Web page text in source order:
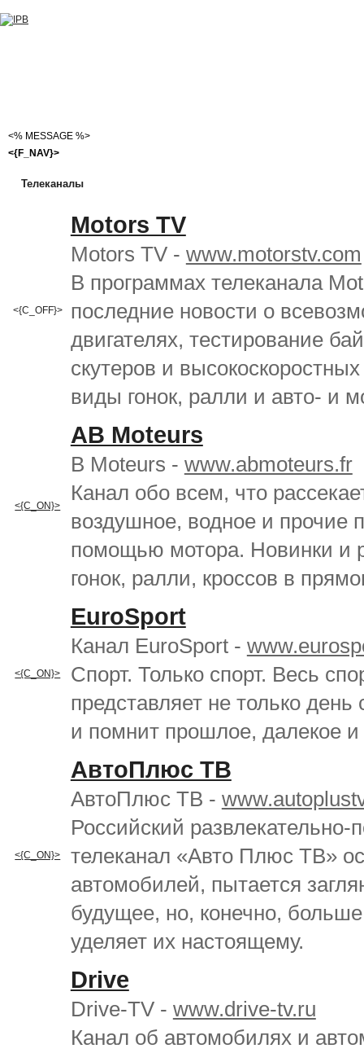
<% MESSAGE %>
<{F_NAV}>
Телеканалы
<{C_OFF}>
Motors TV
Motors TV - www.motorstv.com
В программах телеканала
последние новости о
двигателях, тестирование
скутеров и
виды гонок, ралли и авто- и
<{C_ON}>
AB Moteurs
B Moteurs - www.abmoteurs.fr
Канал обо всем, что
воздушное, водное и прочие
помощью мотора. Новинки и
гонок, ралли, кроссов в
<{C_ON}>
EuroSport
Канал EuroSport -
Спорт. Только спорт. Весь
представляет не только
и помнит прошлое, далекое и
<{C_ON}>
АвтоПлюс ТВ
АвтоПлюс ТВ -
Российский развлекательно-
телеканал «Авто Плюс ТВ»
автомобилей, пытается
будущее, но, конечно,
уделяет их настоящему.
Drive
Drive-TV - www.drive-tv.ru
Канал об автомобилях и